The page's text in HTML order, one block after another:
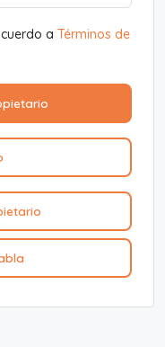
a Términos de